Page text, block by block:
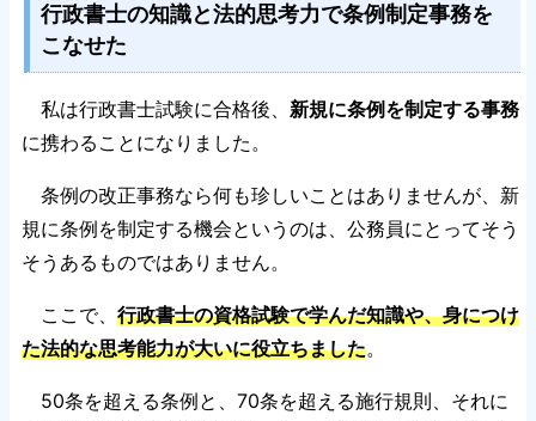
行政書士の知識と法的思考力で条例制定事務を
こなせた
私は行政書士試験に合格後、 新規に条例を制定する事務
に携わることになりました。
条例の改正事務なら何も珍しいことはありませんが、新
規に条例を制定する機会というのは、公務員にとってそう
そうあるものではありません。
ここで、 行政書士の資格試験で学んだ知識や、身につけ
た法的な思考能力が大いに役立ちました。
50条を超える条例と、70条を超える施行規則、それに